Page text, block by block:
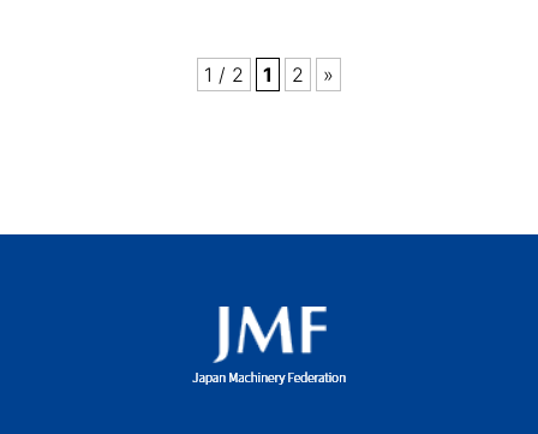
1 / 2 1 2 »